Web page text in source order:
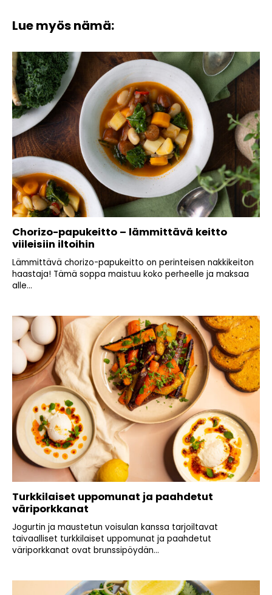
Lue myös nämä:
Chorizo-papukeitto – lämmittävä keitto
viileisiin iltoihin
Lämmittävä chorizo-papukeitto on perinteisen nakkikeiton
haastaja! Tämä soppa maistuu koko perheelle ja maksaa
alle...
Turkkilaiset uppomunat ja paahdetut
väriporkkanat
Jogurtin ja maustetun voisulan kanssa tarjoiltavat
taivaalliset turkkilaiset uppomunat ja paahdetut
väriporkkanat ovat brunssipöydän...